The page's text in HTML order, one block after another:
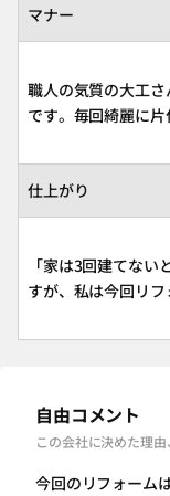
マナー
職人の気質の大工
です。毎回綺麗に片
仕上がり
「家は3回建てな
すが、私は今回リフ
自由コメント
この会社に決めた理
今回のリフォーム